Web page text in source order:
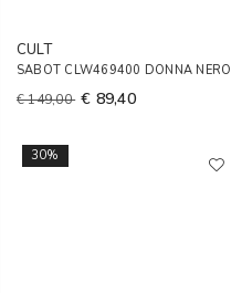
CULT
SABOT CLW469400 DONNA NERO
€ 149,00 € 89,40
30%